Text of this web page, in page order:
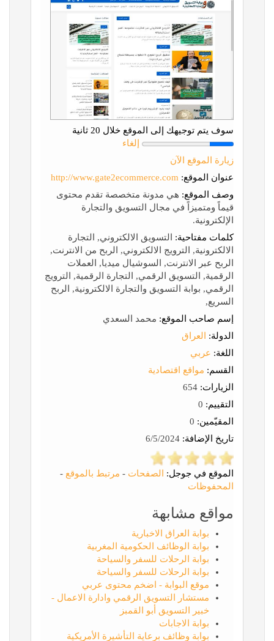
سوف يتم توجيهك إلى الموقع خلال 20 ثانية
إلغاء
زيارة الموقع الآن
عنوان الموقع: http://www.gate2ecommerce.com
وصف الموقع: هي مدونة متخصصة تقدم محتوى
قيماً ومتميزاً في مجال التسويق والتجارة
الإلكترونية.
كلمات مفتاحية: التسويق الالكتروني, التجارة
الالكترونية, الترويج الالكتروني, الربح من الانترنت,
الربح عبر الانترنت, السوشيال ميديا, العملات
الرقمية, التسويق الرقمي, التجارة الرقمية, الترويج
الرقمي, بوابة التسويق والتجارة الالكترونية, الربح
السريع,
إسم صاحب الموقع: محمد السعدي
الدولة:
العراق
اللغة: عربي
القسم: مواقع اقتصادية
الزيارات:
التقييم:
المقيّمين:
تاريخ الإضافة:
الموقع في جوجل: الصفحات - مرتبط بالموقع -
المحفوظات
مواقع مشابهة
بوابة العراق الاخبارية
بوابة الوظائف الحكومية المغربية
بوابة الرحلات للسفر والسياحة
بوابة الرحلات للسفر والسياحة
موقع البوابة - اضخم محتوى عربي
مستشار التسويق الرقمي وادارة الاعمال -
خبير التسويق أبو القمبز
بوابة الاجابات
بوابة وظائف برعاية التأشيرة الأمريكية